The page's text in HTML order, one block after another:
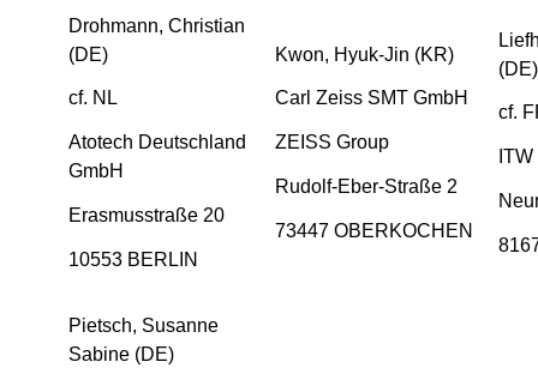
Drohmann, Christian
(DE)
cf. NL
Atotech Deutschland
GmbH
Erasmusstraße 20
10553 BERLIN
Kwon, Hyuk-Jin (KR)
Carl Zeiss SMT GmbH
ZEISS Group
Rudolf-Eber-Straße 2
73447 OBERKOCHEN
(DE)
cf.
ITW
Pietsch, Susanne
Sabine (DE)